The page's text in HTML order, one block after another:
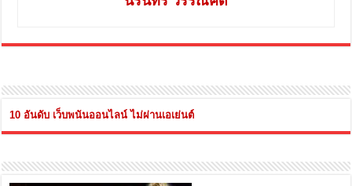
10 อันดับ เว็บพนันออนไลน์ ไม่ผ่านเอเย่นต์